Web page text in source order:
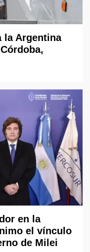
la Argentina
en la
el vínculo
de Milei